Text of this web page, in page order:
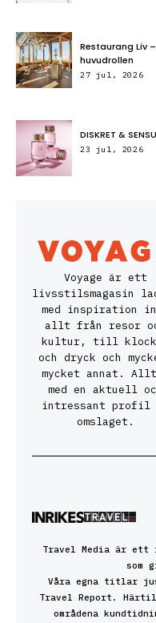
Restaurang Liv
huvudrollen
27 jul, 2026
DISKRET &
23 jul, 2026
Voyage är ett
livsstilsmagasin
med inspiration
allt från resor
kultur, till
och dryck och
mycket annat.
med en aktuell
intressant profil
omslaget.
Travel Media är ett
som
Våra egna titlar
Travel Report.
områdena